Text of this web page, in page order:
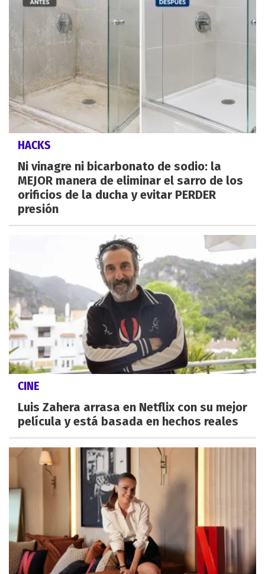
HACKS
Ni vinagre ni bicarbonato de sodio: la
MEJOR manera de eliminar el sarro de los
orificios de la ducha y evitar PERDER
presión
CINE
Luis Zahera arrasa en Netflix con su mejor
película y está basada en hechos reales